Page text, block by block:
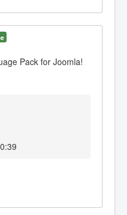
Pack for Joomla!